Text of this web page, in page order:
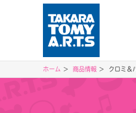
ホーム 商品情報 クロミ＆